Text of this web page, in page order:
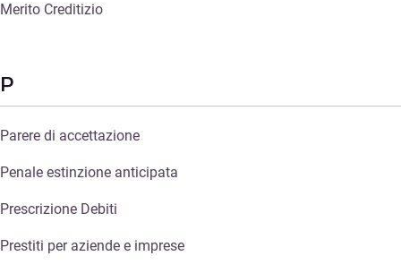
Merito Creditizio
P
Parere di accettazione
Penale estinzione anticipata
Prescrizione Debiti
Prestiti per aziende e imprese